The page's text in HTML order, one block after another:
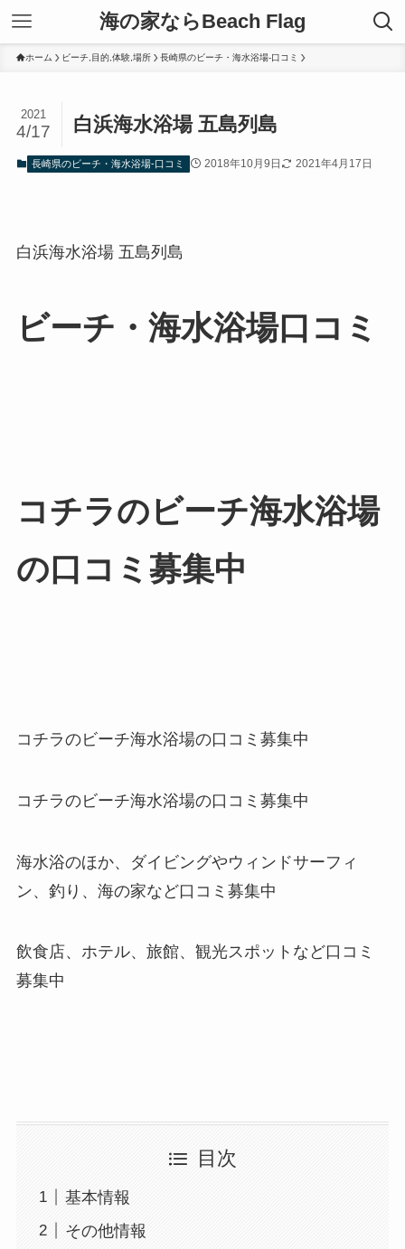
海の家ならBeach Flag
ホーム ビーチ,目的,体験,場所 長崎県のビーチ・海水浴場-口コミ
白浜海水浴場 五島列島
2021
4/17
長崎県のビーチ・海水浴場-口コミ 2018年10月9日 2021年4月17日
白浜海水浴場 五島列島
ビーチ・海水浴場口コミ
コチラのビーチ海水浴場
の口コミ募集中
コチラのビーチ海水浴場の口コミ募集中
コチラのビーチ海水浴場の口コミ募集中
海水浴のほか、ダイビングやウィンドサーフィ
ン、釣り、海の家など口コミ募集中
飲食店、ホテル、旅館、観光スポットなど口コミ
募集中
目次
基本情報
その他情報